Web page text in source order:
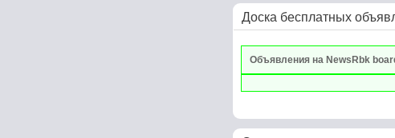
Доска бесплатных
Объявления на NewsRbk